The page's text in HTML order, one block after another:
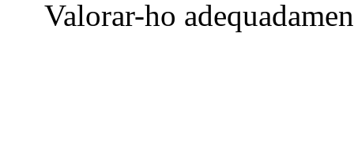
Valorar-ho